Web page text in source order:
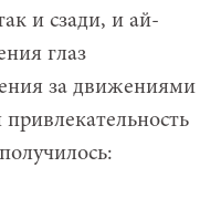
и сзади, и ай-
глаз
за движениями